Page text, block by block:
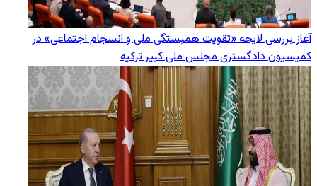
آغاز بررسی لایحه «تقویت همبستگی ملی و انسجام اجتماعی» در
کمیسیون دادگستری مجلس ملی کبیر ترکیه